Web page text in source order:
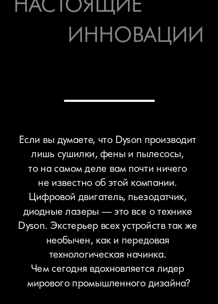
ИННОВАЦИИ
Если вы думаете, что Dyson производит
лишь сушилки, фены и пылесосы,
то на самом деле вам почти ничего
не известно об этой компании.
Цифровой двигатель, пьезодатчик,
диодные лазеры — это все о технике
Dyson. Экстерьер всех устройств так же
необычен, как и передовая
технологическая начинка.
Чем сегодня вдохновляется лидер
мирового промышленного дизайна?